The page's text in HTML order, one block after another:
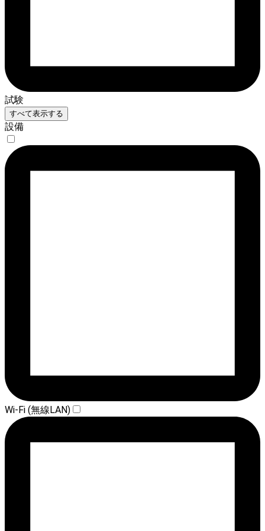
試験
すべて表示する
設備
Wi-Fi (無線LAN)